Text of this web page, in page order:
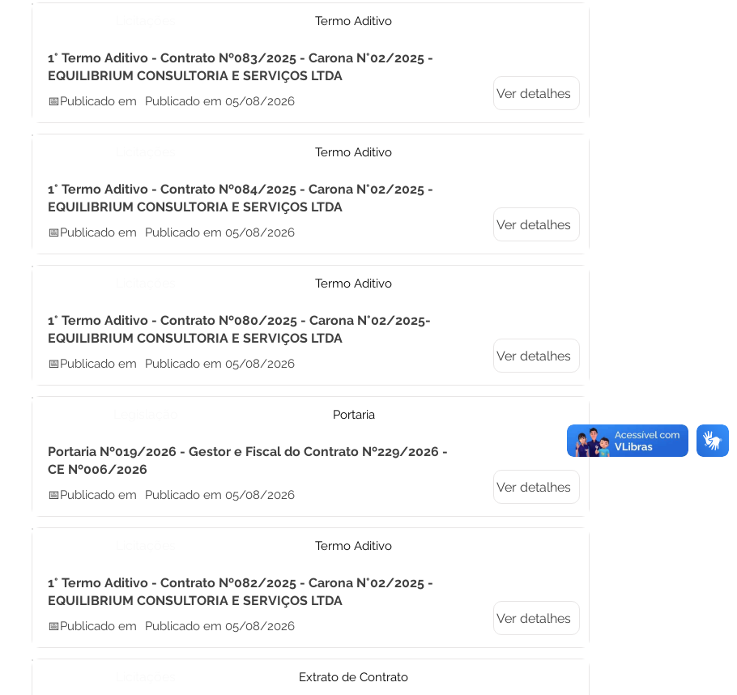
Termo Aditivo
1° Termo Aditivo - Contrato Nº083/2025 - Carona N°02/2025 -
EQUILIBRIUM CONSULTORIA E SERVIÇOS LTDA
📅Publicado em Publicado em 05/08/2026
Ver detalhes
Termo Aditivo
1° Termo Aditivo - Contrato Nº084/2025 - Carona N°02/2025 -
EQUILIBRIUM CONSULTORIA E SERVIÇOS LTDA
📅Publicado em Publicado em 05/08/2026
Ver detalhes
Termo Aditivo
1° Termo Aditivo - Contrato Nº080/2025 - Carona N°02/2025-
EQUILIBRIUM CONSULTORIA E SERVIÇOS LTDA
📅Publicado em Publicado em 05/08/2026
Ver detalhes
Portaria
Portaria Nº019/2026 - Gestor e Fiscal do Contrato Nº229/2026 -
CE Nº006/2026
📅Publicado em Publicado em 05/08/2026
Ver detalhes
Termo Aditivo
1° Termo Aditivo - Contrato Nº082/2025 - Carona N°02/2025 -
EQUILIBRIUM CONSULTORIA E SERVIÇOS LTDA
📅Publicado em Publicado em 05/08/2026
Ver detalhes
Extrato de Contrato